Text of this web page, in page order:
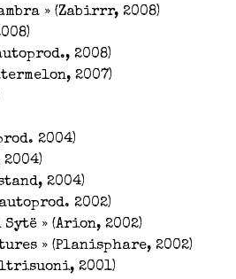
» (Zabirrr, 2008)
2008)
2007)
2004)
2004)
2002)
Sytë » (Arion, 2002)
» (Planisphare, 2002)
2001)